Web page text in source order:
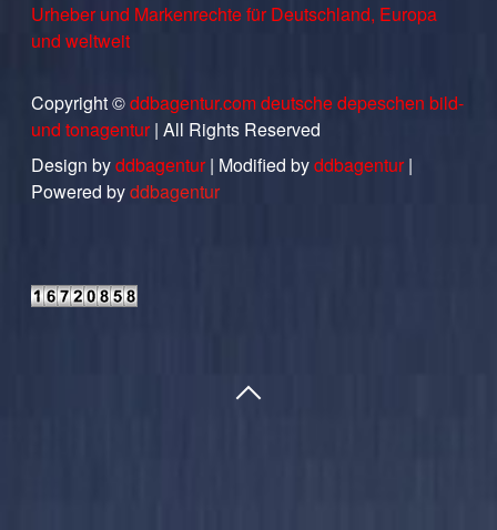
Urheber und Markenrechte für Deutschland, Europa
und weltweit
Copyright ©ddbagentur.com deutsche depeschen bild-
und tonagentur| All Rights Reserved
Design byddbagentur| Modified byddbagentur|
Powered byddbagentur